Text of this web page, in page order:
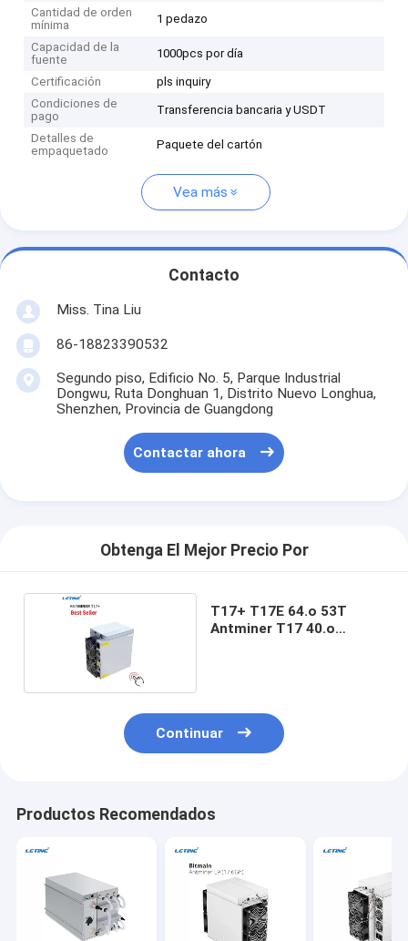
Cantidad de orden
mínima
1 pedazo
Capacidad de la
fuente
1000pcs por día
Certificación
pls inquiry
Condiciones de
pago
Transferencia bancaria y USDT
Detalles de
empaquetado
Paquete del cartón
Vea más
Contacto
Miss. Tina Liu
86-18823390532
Segundo piso, Edificio No. 5, Parque Industrial
Dongwu, Ruta Donghuan 1, Distrito Nuevo Longhua,
Shenzhen, Provincia de Guangdong
Contactar ahora
Obtenga El Mejor Precio Por
T17+ T17E 64.o 53T
Antminer T17 40.o
Continuar
Productos Recomendados